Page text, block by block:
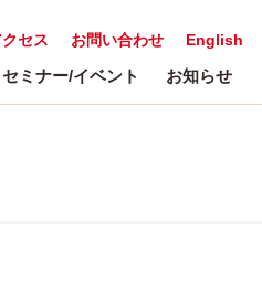
English
お問い合わせ
セス
セミナー/イベント お知らせ